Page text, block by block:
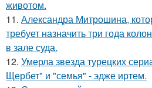
животом.
11. Александра Митрошина,
требует назначить три года
в зале суда.
12. Умерла звезда турецких
Щербет" и "семья" - эдже иртем.